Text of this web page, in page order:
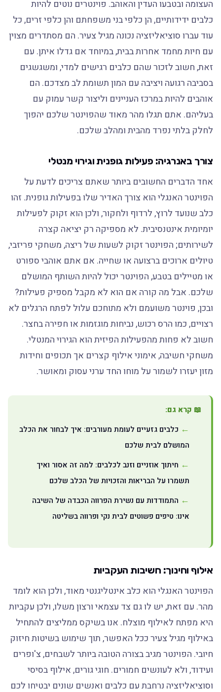
העצומה ובטבעו העדין והאוהב. פוינטרים נוטים להיות
כלבים ידידותיים, הן כלפי בני משפחתם והן כלפי זרים, כל
עוד עברו סוציאליזציה נכונה מגיל צעיר. הם מסתדרים מצוין
עם חיות מחמד אחרות בבית, במיוחד אם גדלו איתן. עם
זאת, חשוב לזכור שהם כלבים רגישים למדי, ומשגשגים
בסביבה רגועה ויציבה עם המון תשומת לב מצדכם. הם
אוהבים להיות במרכז העניינים וליצור קשר עמוק עם
בעליהם. אתם תגלו מהר מאוד שהפוינטר שלכם יהפוך
לחלק בלתי נפרד מהבית ומהלב שלכם.
צורך באנרגיה: פעילות גופנית וגירוי מנטלי
אחד הדברים החשובים ביותר שאתם צריכים לדעת על
הפוינטר האנגלי הוא צורך האדיר שלו בפעילות גופנית. זהו
כלב שנועד לרוץ, לרדוף ולחקור, ולכן הוא זקוק לפעילות
יומיומית אינטנסיבית. לא מספיקה רק יציאה קצרה
לשירותים; הפוינטר זקוק לשעות של ריצה, משחקי פריזבי,
טיולים ארוכים ברצועה או שחייה. אם אתם אוהבי ספורט
או מטיילים בטבע, הפוינטר יכול להיות השותף המושלם
שלכם. אבל מה קורה אם הוא לא מקבל מספיק פעילות?
ובכן, פוינטר משועמם ולא מתוחכם עלול לפתח הרגלים לא
רצויים, כמו הרס רכוש, נביחות מוגזמות או חפירה בחצר.
חשוב לא פחות מהפעילות הפיזית הוא הגירוי המנטלי.
משחקי חשיבה, אימוני אילוף קצרים אך תכופים וחידות
מזון יעזרו לשמור על מוחו החד ערני עסוק ומאושר.
📖 קרא גם:
כלבים גזעיים לעומת מעורבים: איך לבחור את הכלב
המושלם לבית שלכם
חיתוך אוזניים וזנב לכלבים: למה זה אסור ואיך
תשמרו על הבריאות והזכויות של הכלב שלכם
התמודדות עם נשירת הפרווה הכבדה של השיבה
אינו: טיפים פשוטים לבית נקי ופרווה בשליטה
אילוף וחינוך: חשיבות העקביות
הפוינטר האנגלי הוא כלב אינטליגנטי מאוד, ולכן הוא לומד
מהר. עם זאת, יש לו גם צד עצמאי ורצון משלו, ולכן עקביות
היא מפתח לאילוף מוצלח. אנו בשיקס ממליצים להתחיל
באילוף מגיל צעיר ככל האפשר, תוך שימוש בשיטות חיזוק
חיובי. הפוינטר מגיב בצורה הטובה ביותר לשבחים, צ'ופרים
ועידוד, ולא לעונשים חמורים. חוגי גורים, אילוף בסיסי
וסוציאליזציה נרחבת עם כלבים ואנשים שונים יבטיחו לכם